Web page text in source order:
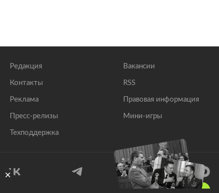
Редакция
Контакты
Реклама
Пресс-релизы
Техподдержка
Вакансии
RSS
Правовая информация
Мини-игры